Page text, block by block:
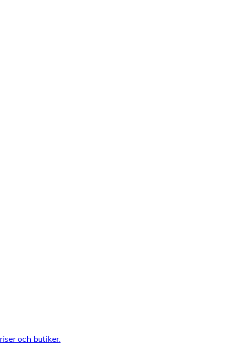
och butiker.